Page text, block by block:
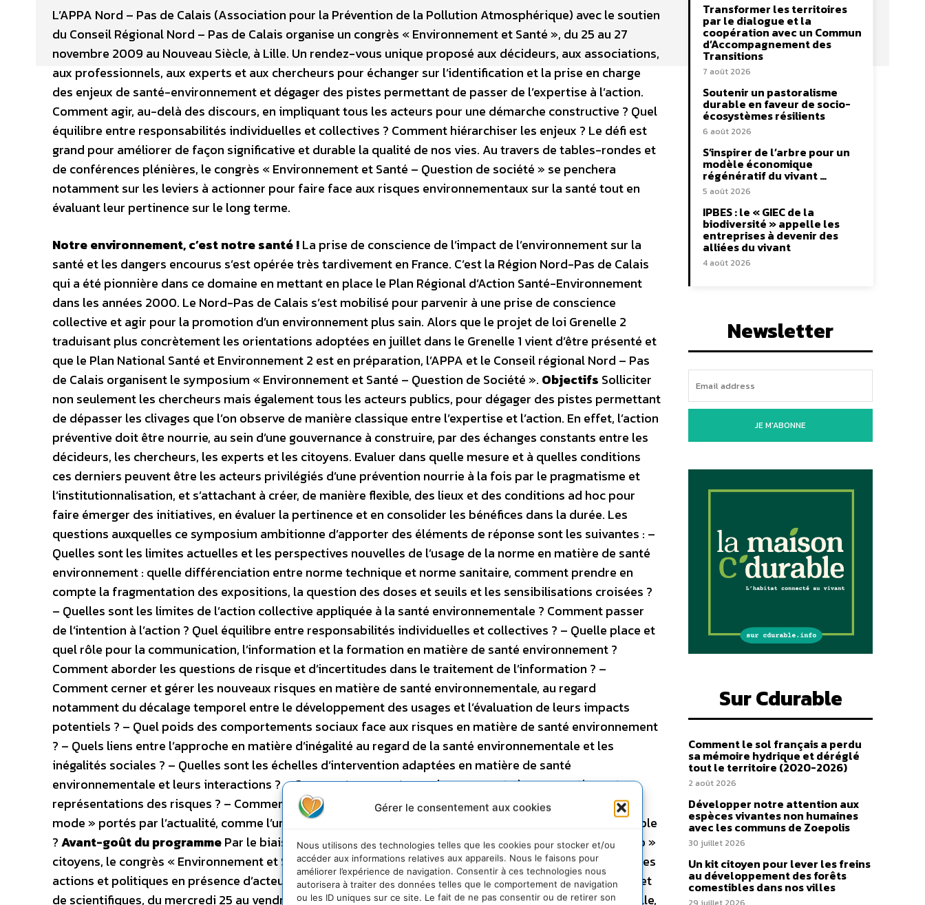
Gérer le consentement aux cookies
Nous utilisons des technologies telles que les cookies pour stocker et/ou
accéder aux informations relatives aux appareils. Nous le faisons pour
améliorer l’expérience de navigation. Consentir à ces technologies nous
autorisera à traiter des données telles que le comportement de navigation
ou les ID uniques sur ce site. Le fait de ne pas consentir ou de retirer son
L’APPA Nord – Pas de Calais (Association pour la Prévention de la Pollution Atmosphérique) avec le soutien
du Conseil Régional Nord – Pas de Calais organise un congrès « Environnement et Santé », du 25 au 27
novembre 2009 au Nouveau Siècle, à Lille. Un rendez-vous unique proposé aux décideurs, aux associations,
aux professionnels, aux experts et aux chercheurs pour échanger sur l’identification et la prise en charge
des enjeux de santé-environnement et dégager des pistes permettant de passer de l’expertise à l’action.
Comment agir, au-delà des discours, en impliquant tous les acteurs pour une démarche constructive ? Quel
équilibre entre responsabilités individuelles et collectives ? Comment hiérarchiser les enjeux ? Le défi est
grand pour améliorer de façon significative et durable la qualité de nos vies. Au travers de tables-rondes et
de conférences plénières, le congrès « Environnement et Santé – Question de société » se penchera
notamment sur les leviers à actionner pour faire face aux risques environnementaux sur la santé tout en
évaluant leur pertinence sur le long terme.
Notre environnement, c’est notre santé !La prise de conscience de l’impact de l’environnement sur la
santé et les dangers encourus s’est opérée très tardivement en France. C’est la Région Nord-Pas de Calais
qui a été pionnière dans ce domaine en mettant en place le Plan Régional d’Action Santé-Environnement
dans les années 2000. Le Nord-Pas de Calais s’est mobilisé pour parvenir à une prise de conscience
collective et agir pour la promotion d’un environnement plus sain. Alors que le projet de loi Grenelle 2
traduisant plus concrètement les orientations adoptées en juillet dans le Grenelle 1 vient d’être présenté et
que le Plan National Santé et Environnement 2 est en préparation, l’APPA et le Conseil régional Nord – Pas
de Calais organisent le symposium « Environnement et Santé – Question de Société ». Objectifs Solliciter
non seulement les chercheurs mais également tous les acteurs publics, pour dégager des pistes permettant
de dépasser les clivages que l’on observe de manière classique entre l’expertise et l’action. En effet, l’action
préventive doit être nourrie, au sein d’une gouvernance à construire, par des échanges constants entre les
décideurs, les chercheurs, les experts et les citoyens. Evaluer dans quelle mesure et à quelles conditions
ces derniers peuvent être les acteurs privilégiés d’une prévention nourrie à la fois par le pragmatisme et
l’institutionnalisation, et s’attachant à créer, de manière flexible, des lieux et des conditions ad hoc pour
faire émerger des initiatives, en évaluer la pertinence et en consolider les bénéfices dans la durée. Les
questions auxquelles ce symposium ambitionne d’apporter des éléments de réponse sont les suivantes : –
Quelles sont les limites actuelles et les perspectives nouvelles de l’usage de la norme en matière de santé
environnement : quelle différenciation entre norme technique et norme sanitaire, comment prendre en
compte la fragmentation des expositions, la question des doses et seuils et les sensibilisations croisées ?
– Quelles sont les limites de l’action collective appliquée à la santé environnementale ? Comment passer
de l’intention à l’action ? Quel équilibre entre responsabilités individuelles et collectives ? – Quelle place et
quel rôle pour la communication, l’information et la formation en matière de santé environnement ?
Comment aborder les questions de risque et d’incertitudes dans le traitement de l’information ? –
Comment cerner et gérer les nouveaux risques en matière de santé environnementale, au regard
notamment du décalage temporel entre le développement des usages et l’évaluation de leurs impacts
potentiels ? – Quel poids des comportements sociaux face aux risques en matière de santé environnement
? – Quels liens entre l’approche en matière d’inégalité au regard de la santé environnementale et les
inégalités sociales ? – Quelles sont les échelles d’intervention adaptées en matière de santé
environnementale et leurs interactions ? – Comment cerner et prendre en compte les perceptions et
représentations des risques ? – Comment hiérarchiser les enjeux, notamment au regard des « effets de
mode » portés par l’actualité, comme l’urgence de la lutte contre les changements climatiques par exemple
?Avant-goût du programmePar le biais de tables-rondes, de conférences et à partir de « Focus-Group »
citoyens, le congrès « Environnement et Santé » permettra d’ouvrir le débat, d’échanger et de formuler des
actions et politiques en présence d’acteurs publics, de professionnels de la santé et de l’environnement et
de scientifiques, du mercredi 25 au vendredi 27 novembre 2009, de 9h00 à 18h00 au Nouveau Siècle à Lille,
Transformer les territoires
par le dialogue et la
coopération avec un Commun
d’Accompagnement des
Transitions
7 août 2026
Soutenir un pastoralisme
durable en faveur de socio-
écosystèmes résilients
6 août 2026
S’inspirer de l’arbre pour un
modèle économique
régénératif du vivant …
5 août 2026
IPBES : le « GIEC de la
biodiversité » appelle les
entreprises à devenir des
alliées du vivant
4 août 2026
Newsletter
JE M'ABONNE
Sur Cdurable
Comment le sol français a perdu
sa mémoire hydrique et déréglé
tout le territoire (2020-2026)
2 août 2026
Développer notre attention aux
espèces vivantes non humaines
avec les communs de Zoepolis
30 juillet 2026
Un kit citoyen pour lever les freins
au développement des forêts
comestibles dans nos villes